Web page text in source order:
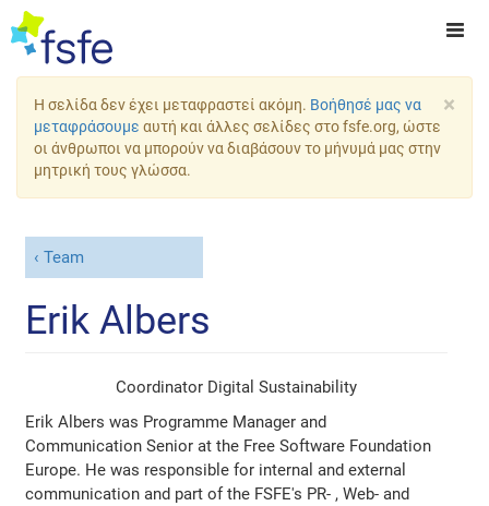
×
Η σελίδα δεν έχει μεταφραστεί ακόμη. Βοήθησέ μας να
μεταφράσουμε αυτή και άλλες σελίδες στο fsfe.org, ώστε
οι άνθρωποι να μπορούν να διαβάσουν το μήνυμά μας στην
μητρική τους γλώσσα.
Team
Erik Albers
Coordinator Digital Sustainability
Erik Albers was Programme Manager and
Communication Senior at the Free Software Foundation
Europe. He was responsible for internal and external
communication and part of the FSFE's PR- , Web- and